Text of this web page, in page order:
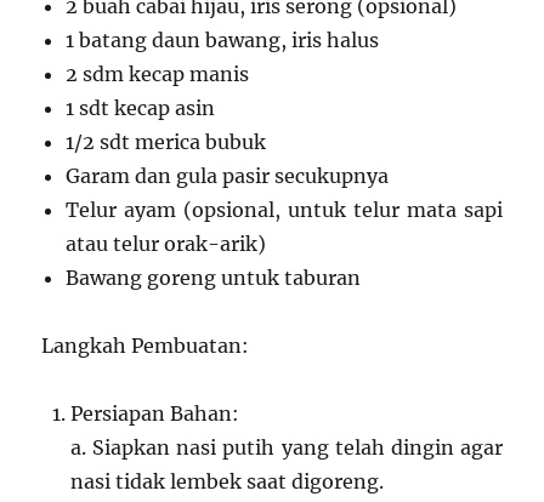
2 buah cabai hijau, iris serong (opsional)
1 batang daun bawang, iris halus
2 sdm kecap manis
1 sdt kecap asin
1/2 sdt merica bubuk
Garam dan gula pasir secukupnya
Telur ayam (opsional, untuk telur mata sapi
atau telur orak-arik)
Bawang goreng untuk taburan
Langkah Pembuatan:
Persiapan Bahan:
a. Siapkan nasi putih yang telah dingin agar
nasi tidak lembek saat digoreng.